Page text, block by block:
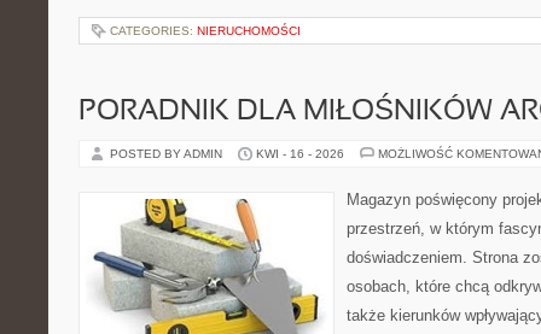
CATEGORIES: NIERUCHOMOŚCI
PORADNIK DLA MIŁOŚNIKÓW
POSTED BY ADMIN KWI - 16 - 2026 MOŻLIWOŚĆ
Magazyn poświęcony
przestrzeń, w którym
doświadczeniem. Strona
osobach, które chcą
także kierunków